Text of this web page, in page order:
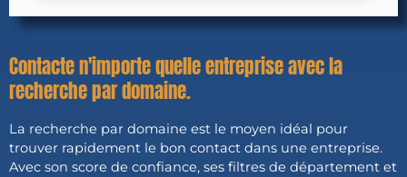
Contacte n'importe quelle entreprise avec la
recherche par domaine.
La recherche par domaine est le moyen idéal pour
trouver rapidement le bon contact dans une entreprise.
Avec son score de confiance, ses filtres de département et